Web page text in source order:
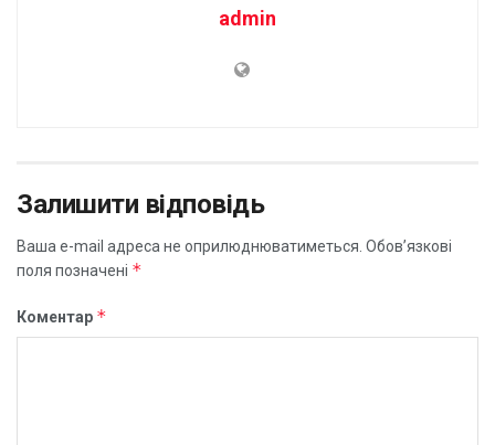
admin
Залишити відповідь
Ваша e-mail адреса не оприлюднюватиметься. Обов’язкові
поля позначені *
Коментар *